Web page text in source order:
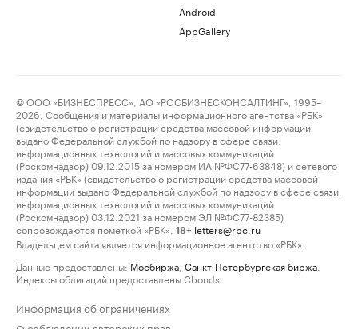
Android
AppGallery
© ООО «БИЗНЕСПРЕСС», АО «РОСБИЗНЕСКОНСАЛТИНГ», 1995–
2026. Сообщения и материалы информационного агентства «РБК»
(свидетельство о регистрации средства массовой информации
выдано Федеральной службой по надзору в сфере связи,
информационных технологий и массовых коммуникаций
(Роскомнадзор) 09.12.2015 за номером ИА №ФС77-63848) и сетевого
издания «РБК» (свидетельство о регистрации средства массовой
информации выдано Федеральной службой по надзору в сфере связи,
информационных технологий и массовых коммуникаций
(Роскомнадзор) 03.12.2021 за номером ЭЛ №ФС77-82385)
сопровождаются пометкой «РБК».
18+ letters@rbc.ru
Владельцем сайта является информационное агентство «РБК».
Данные предоставлены: Мосбиржа Санкт-Петербургская биржа
Индексы облигаций предоставлены Cbonds.
Информация об ограничениях